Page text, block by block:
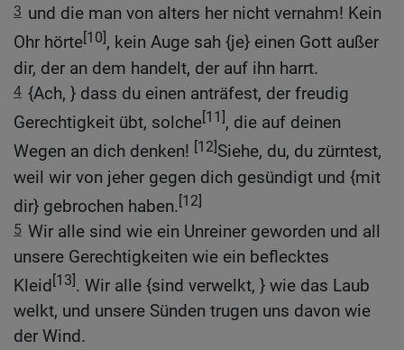
3 und die man von alters her nicht vernahm! Kein
Ohr hörte[10], kein Auge sah {je} einen Gott außer
dir, der an dem handelt, der auf ihn harrt.
4 {Ach, } dass du einen anträfest, der freudig
Gerechtigkeit übt, solche[11], die auf deinen
Wegen an dich denken! [12]Siehe, du, du zürntest,
weil wir von jeher gegen dich gesündigt und {mit
dir} gebrochen haben.[12]
5 Wir alle sind wie ein Unreiner geworden und all
unsere Gerechtigkeiten wie ein beflecktes
Kleid[13]. Wir alle {sind verwelkt, } wie das Laub
welkt, und unsere Sünden trugen uns davon wie
der Wind.